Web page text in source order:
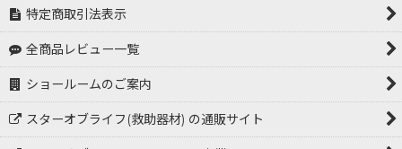
特定商取引法表示
全商品レビュー一覧
ショールームのご案内
スターオブライフ(救助器材) の通販サイト